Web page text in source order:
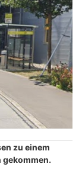
zu einem